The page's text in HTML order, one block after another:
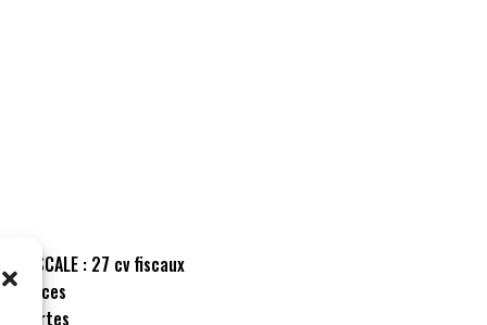
FISCALE : 27 cv fiscaux
4 places
2 portes